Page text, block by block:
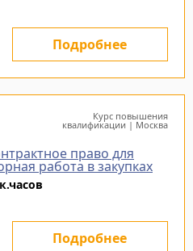
Подробнее
Курс повышения
квалификации | Москва
право для
работа в закупках
Подробнее